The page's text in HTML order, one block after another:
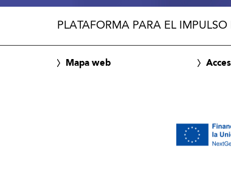
PLATAFORMA PARA EL
Mapa web